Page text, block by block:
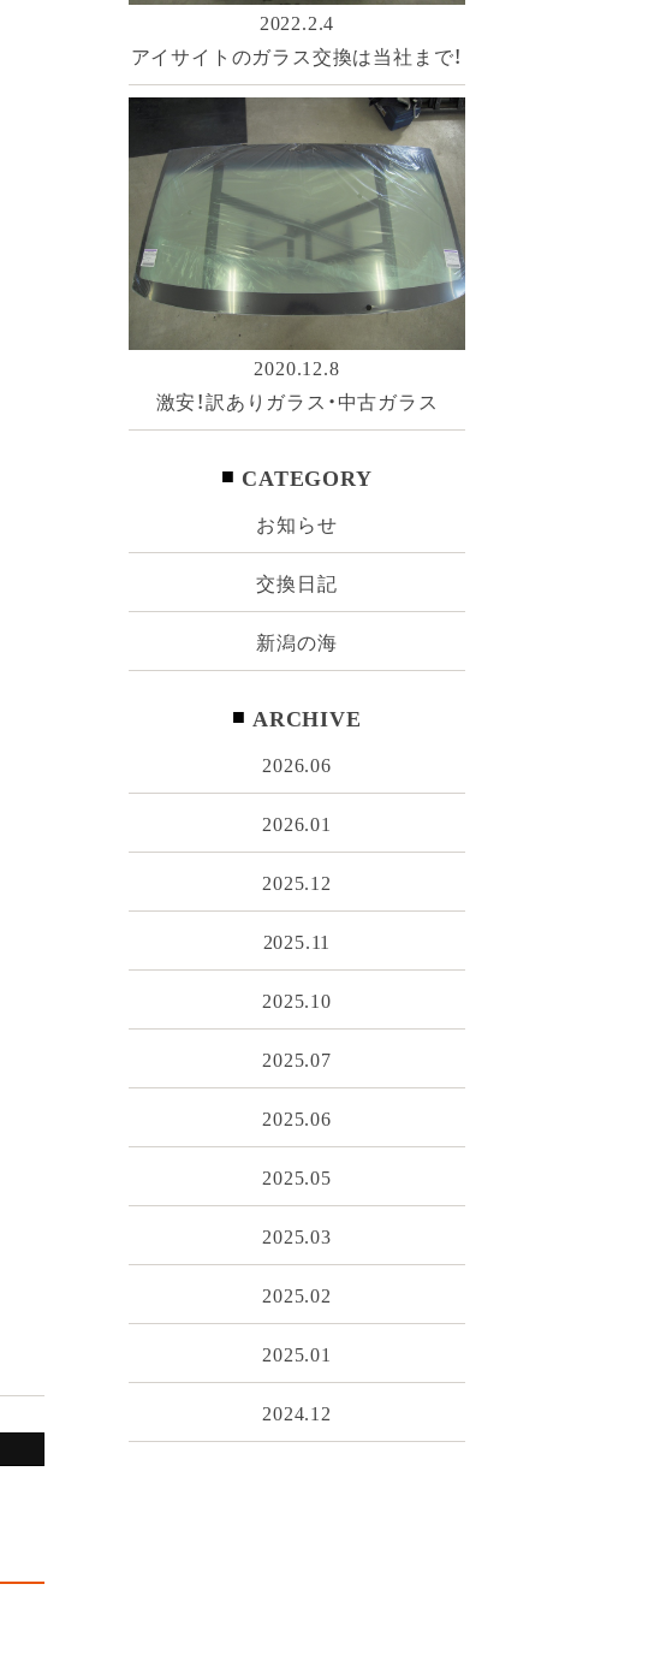
2022.2.4
アイサイトのガラス交換は当社まで！
2020.12.8
激安！訳ありガラス・中古ガラス
CATEGORY
お知らせ
交換日記
新潟の海
ARCHIVE
2026.06
2026.01
2025.12
2025.11
2025.10
2025.07
2025.06
2025.05
2025.03
2025.02
2025.01
2024.12